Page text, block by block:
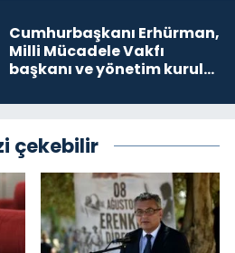
Cumhurbaşkanı Erhürman,
Milli Mücadele Vakfı
başkanı ve yönetim kurulu
çekebilir